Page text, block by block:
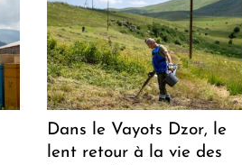
Dans le Vayots Dzor, le
lent retour à la vie des